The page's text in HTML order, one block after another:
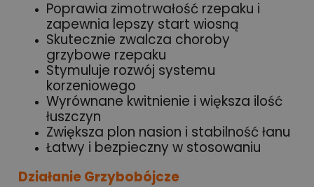
Poprawia zimotrwałość rzepaku i
zapewnia lepszy start wiosną
Skutecznie zwalcza choroby
grzybowe rzepaku
Stymuluje rozwój systemu
korzeniowego
Wyrównane kwitnienie i większa ilość
łuszczyn
Zwiększa plon nasion i stabilność łanu
Łatwy i bezpieczny w stosowaniu
Działanie Grzybobójcze